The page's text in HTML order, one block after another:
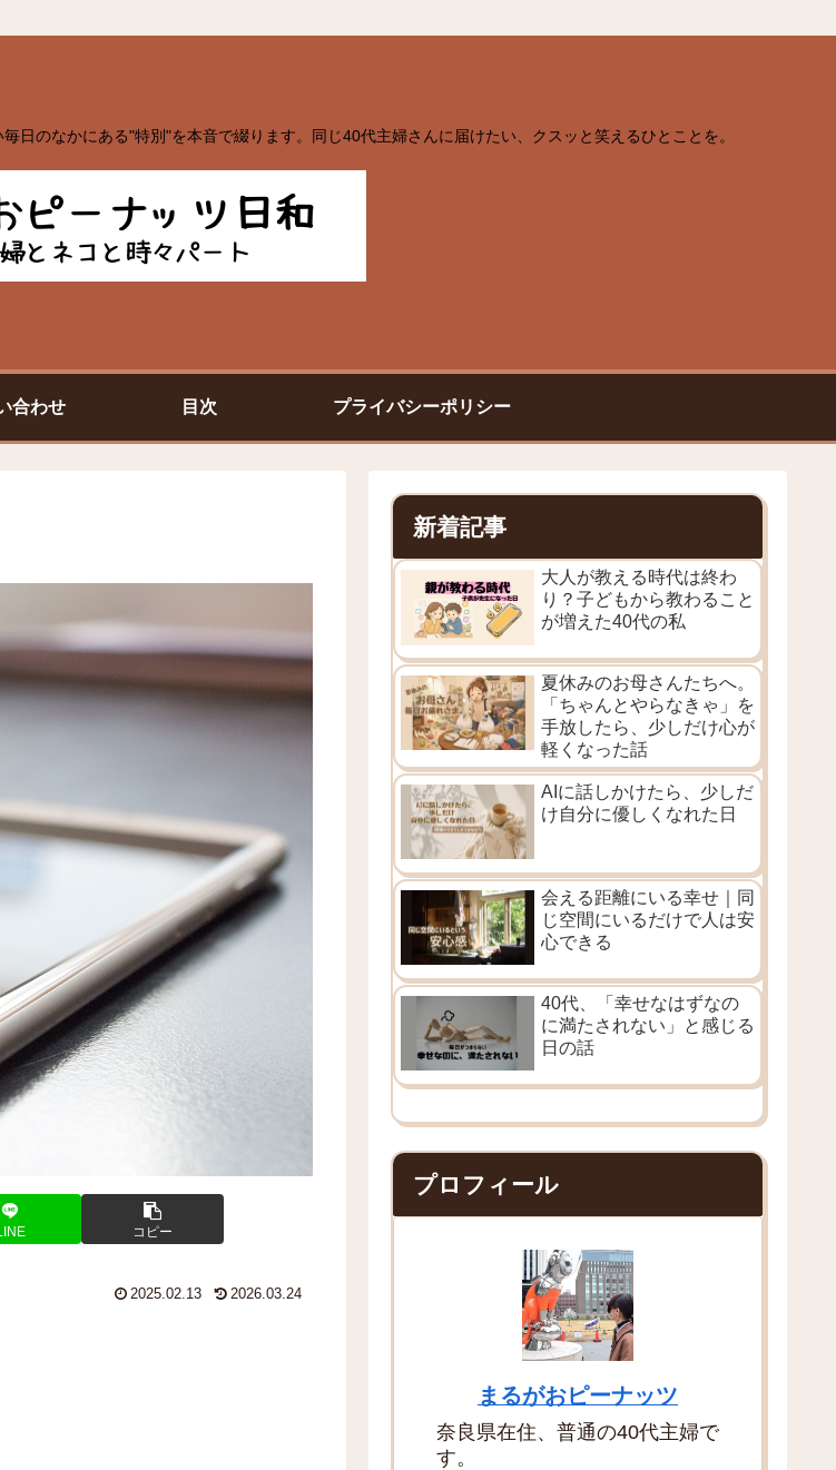
のなかにある"特別"を本音で綴ります。同じ40代主婦さんに届けたい、クスッと笑えるひとことを。
合わせ 目次 プライバシーポリシー
コピー
2025.02.13 2026.03.24
新着記事
大人が教える時代は終わ
り？子どもから教わること
が増えた40代の私
夏休みのお母さんたちへ。
「ちゃんとやらなきゃ」を
手放したら、少しだけ心が
軽くなった話
AIに話しかけたら、少しだ
け自分に優しくなれた日
会える距離にいる幸せ｜同
じ空間にいるだけで人は安
心できる
40代、「幸せなはずなの
に満たされない」と感じる
日の話
プロフィール
まるがおピーナッツ
奈良県在住、普通の40代主婦で
す。